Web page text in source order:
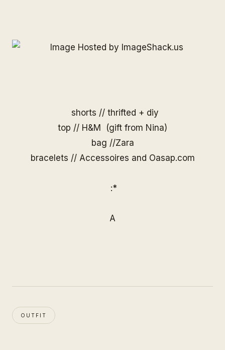
shorts // thrifted + diy
top // H&M (gift from Nina)
bag //Zara
bracelets // Accessoires and Oasap.com
:*
A
OUTFIT